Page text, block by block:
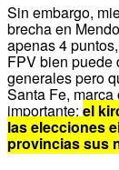
Sin embargo,
brecha en
apenas 4
FPV bien puede
generales pero
Santa Fe,
importante: el
las elecciones
provincias sus